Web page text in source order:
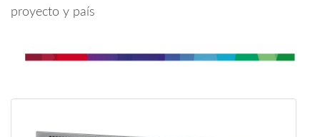
proyecto y país